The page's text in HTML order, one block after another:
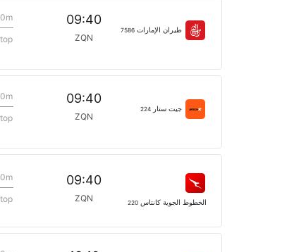
طيران الإمارات 7586
09:40
ZQN
جيت ستار 224
09:40
ZQN
الخطوط الجوية كانتاس 220
09:40
ZQN